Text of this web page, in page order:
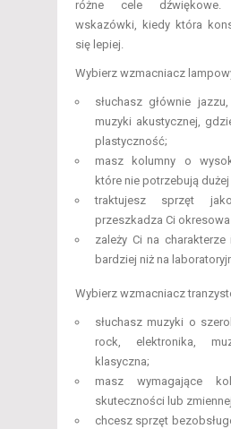
różne cele dźwiękowe.
wskazówki, kiedy która
się lepiej.
Wybierz wzmacniacz
słuchasz głównie
muzyki akustycznej,
plastyczność;
masz kolumny o
które nie potrzebują
traktujesz sprzęt
przeszkadza Ci
zależy Ci na
bardziej niż na
Wybierz wzmacniacz
słuchasz muzyki o
rock, elektronika,
klasyczna;
masz wymagające
skuteczności lub
chcesz sprzęt